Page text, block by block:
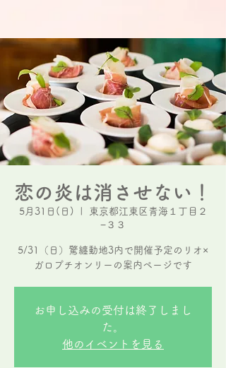
恋の炎は消させない！
5月31日(日)
東京都江東区青海１丁目２
−３３
5/31（日）驚纏動地3内で開催予定のリオ×
ガロプチオンリーの案内ページです
お申し込みの受付は終了しまし
た。
他のイベントを見る